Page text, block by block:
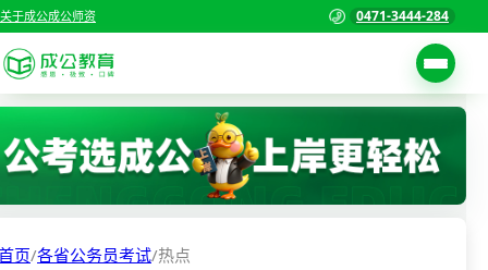
关于成公成公师资 0471-3444-284
考试公告
首页
国家公务员考试
各省公务员考试
页/各省公务员考试/热点